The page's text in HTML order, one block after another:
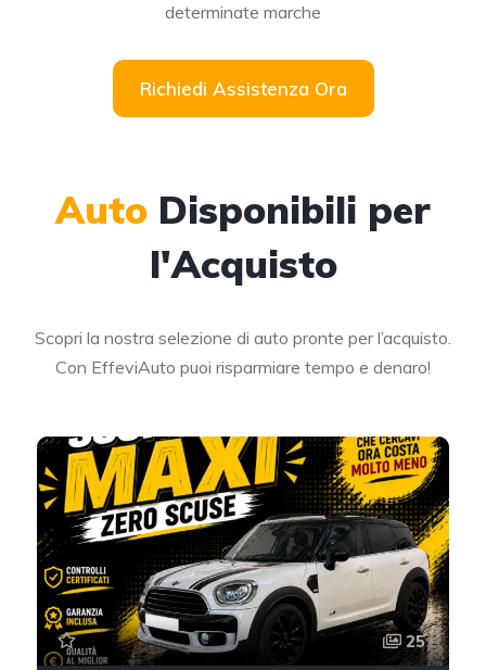
determinate marche
Richiedi Assistenza Ora
Auto Disponibili per
l'Acquisto
Scopri la nostra selezione di auto pronte per l’acquisto.
Con EffeviAuto puoi risparmiare tempo e denaro!
25